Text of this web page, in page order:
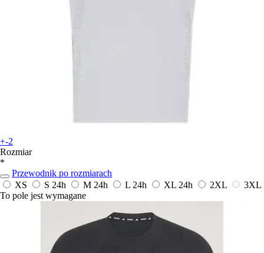
+-2
Rozmiar
*
Przewodnik po rozmiarach
XS
S 24h M 24h L 24h XL 24h 2XL
3XL
To pole jest wymagane